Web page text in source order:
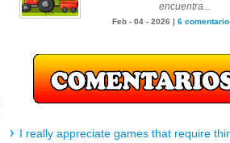
encuentra...
Feb - 04 - 2026 | 6
I really appreciate games that require